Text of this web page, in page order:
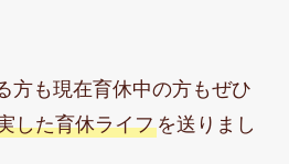
方も現在育休中の方もぜひ
した育休ライフを送りまし